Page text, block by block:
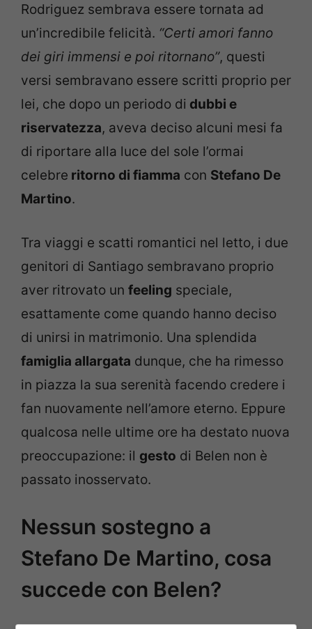
Rodriguez sembrava essere tornata ad
un’incredibile felicità. “Certi amori fanno
dei giri immensi e poi ritornano”, questi
versi sembravano essere scritti proprio per
lei, che dopo un periodo di dubbi e
riservatezza, aveva deciso alcuni mesi fa
di riportare alla luce del sole l’ormai
celebre ritorno di fiamma con Stefano De
Martino.
Tra viaggi e scatti romantici nel letto, i due
genitori di Santiago sembravano proprio
aver ritrovato un feeling speciale,
esattamente come quando hanno deciso
di unirsi in matrimonio. Una splendida
famiglia allargata dunque, che ha rimesso
in piazza la sua serenità facendo credere i
fan nuovamente nell’amore eterno. Eppure
qualcosa nelle ultime ore ha destato nuova
preoccupazione: il gesto di Belen non è
passato inosservato.
Nessun sostegno a
Stefano De Martino, cosa
succede con Belen?